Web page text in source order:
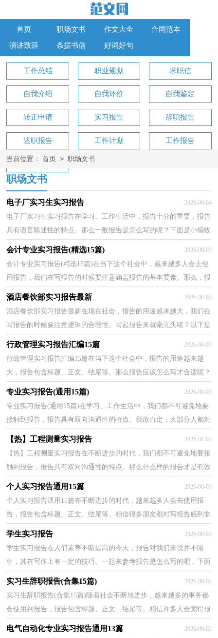
首页 职场文书 作文大全 合同范本
演讲致辞 条据书信 好词好句
工作总结 职业规划 求职信
自我介绍 自我评价 自我鉴定
转正申请 实习报告 辞职报告
述职报告 工作计划 工作报告
工作方案
当前位置： 首页 > 职场文书
职场文书
电子厂实习生实习报告 2026-08-04
电子厂实习生实习报告在学习、工作生活中，报告十分的重要，报告
具有语言陈述性的特点。那么一般报告是怎么写的呢？下面是小编收
集整理的电子厂实习生实习报告，欢迎大家分享。电子...
会计专业实习报告(精选15篇) 2026-08-03
会计专业实习报告(精选15篇)在当下这个社会中，越来越多人会去使
用报告，我们在写报告的时候要注意涵盖报告的基本要素。那么，报
告到底怎么写才合适呢？下面是小编为大家整理的会计...
酒店餐饮部实习报告最新 2026-08-03
酒店餐饮部实习报告最新在现在社会，报告的用途越来越大，我们在
写报告的时候要注意逻辑的合理性。写起报告来就毫无头绪？以下是
小编帮大家整理的酒店餐饮部实习报告最新，希望能够...
行政管理实习报告汇编15篇 2026-08-03
行政管理实习报告汇编15篇在当下这个社会中，报告的用途越来越
大，报告包含标题、正文、结尾等。那么报告应该怎么写才合适呢？
以下是小编精心整理的行政管理实习报告，欢迎阅读与收...
专业实习报告(通用15篇) 2026-08-03
专业实习报告(通用15篇)在学习、工作生活中，我们都不可避免地要
接触到报告，报告具有双向沟通性的特点。我敢肯定，大部分人都对
写报告很是头疼的，以下是小编精心整理的专业实习报...
【热】工程测量实习报告 2026-08-03
【热】工程测量实习报告在不断进步的时代，我们都不可避免地要接
触到报告，报告具有双向沟通性的特点。那么什么样的报告才是有效
的呢？下面是小编为大家收集的工程测量实习报告，欢...
个人实习报告通用15篇 2026-08-03
个人实习报告通用15篇在不断进步的时代，越来越多人会去使用报
告，报告包含标题、正文、结尾等。相信很多朋友都对写报告感到非
常苦恼吧，以下是小编为大家收集的个人实习报告，欢迎...
学生实习报告 2026-08-03
学生实习报告在人们素养不断提高的今天，报告对我们来说并不陌
生，其在写作上有一定的技巧。一起来参考报告是怎么写的吧，下面
是小编为大家整理的学生实习报告，欢迎阅读与收藏。学...
实习生辞职报告(合集15篇) 2026-08-02
实习生辞职报告(合集15篇)随着社会不断地进步，越来越多的事务都
会使用到报告，报告包含标题、正文、结尾等。相信许多人会觉得报
告很难写吧，下面是小编收集整理的实习生辞职报告...
电气自动化专业实习报告通用13篇 2026-08-02